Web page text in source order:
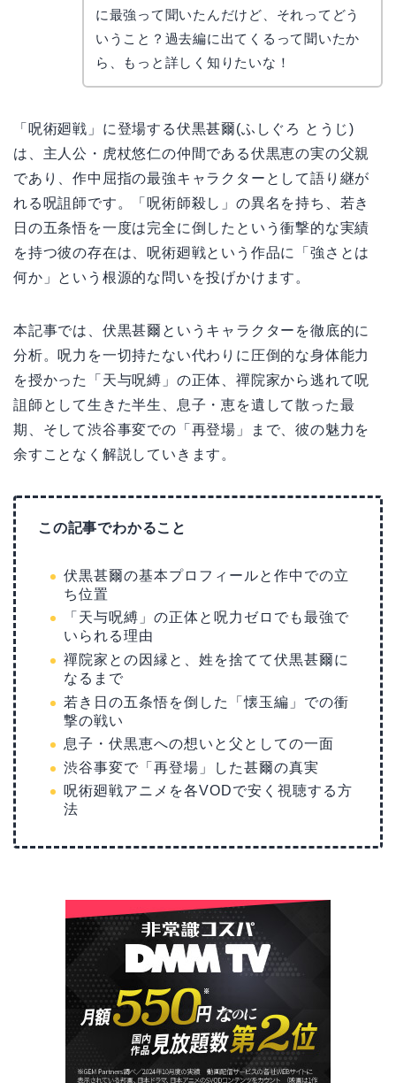
に最強って聞いたんだけど、それってどう
いうこと？過去編に出てくるって聞いたか
ら、もっと詳しく知りたいな！
「呪術廻戦」に登場する伏黒甚爾(ふしぐろ とうじ)
は、主人公・虎杖悠仁の仲間である伏黒恵の実の父親
であり、作中屈指の最強キャラクターとして語り継が
れる呪詛師です。「呪術師殺し」の異名を持ち、若き
日の五条悟を一度は完全に倒したという衝撃的な実績
を持つ彼の存在は、呪術廻戦という作品に「強さとは
何か」という根源的な問いを投げかけます。
本記事では、伏黒甚爾というキャラクターを徹底的に
分析。呪力を一切持たない代わりに圧倒的な身体能力
を授かった「天与呪縛」の正体、禪院家から逃れて呪
詛師として生きた半生、息子・恵を遺して散った最
期、そして渋谷事変での「再登場」まで、彼の魅力を
余すことなく解説していきます。
この記事でわかること
伏黒甚爾の基本プロフィールと作中での立
ち位置
「天与呪縛」の正体と呪力ゼロでも最強で
いられる理由
禪院家との因縁と、姓を捨てて伏黒甚爾に
なるまで
若き日の五条悟を倒した「懐玉編」での衝
撃の戦い
息子・伏黒恵への想いと父としての一面
渋谷事変で「再登場」した甚爾の真実
呪術廻戦アニメを各VODで安く視聴する方
法